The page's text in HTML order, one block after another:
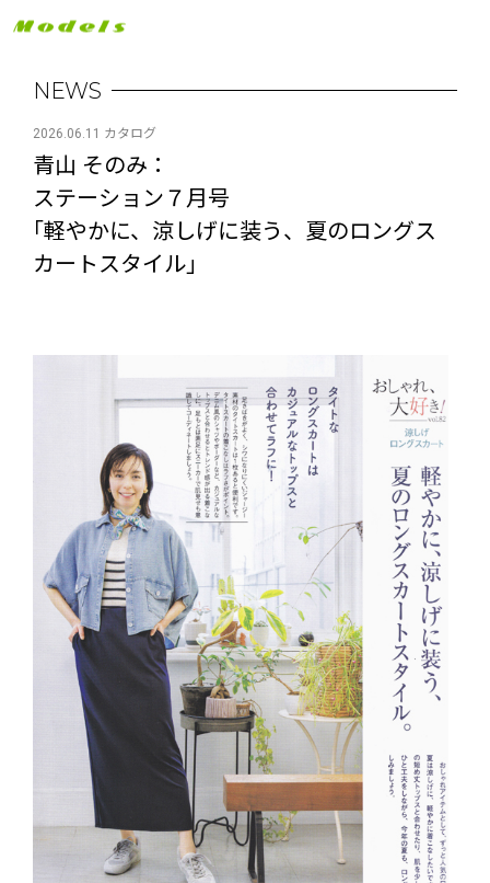
NEWS
2026.06.11 カタログ
青山 そのみ：
ステーション７月号
｢軽やかに、涼しげに装う、夏のロングス
カートスタイル｣